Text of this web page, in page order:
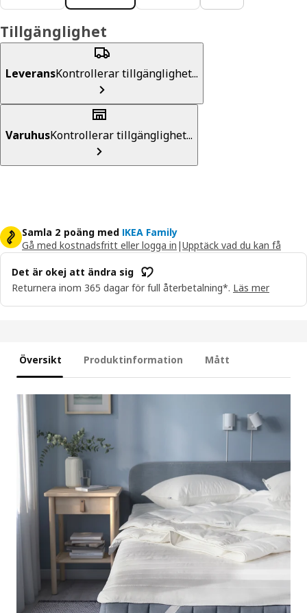
Tillgänglighet
LeveransKontrollerar tillgänglighet...
VaruhusKontrollerar tillgänglighet...
Samla 2 poäng med IKEA Family
Gå med kostnadsfritt eller logga in |Upptäck vad du kan få
Det är okej att ändra sig
Returnera inom 365 dagar för full återbetalning*. Läs mer
Översikt Produktinformation Mått